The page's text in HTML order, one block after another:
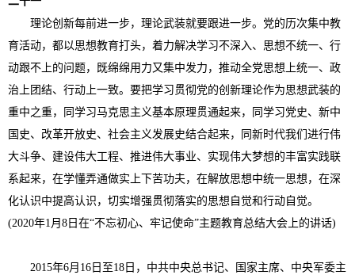
理论创新每前进一步，理论武装就要跟进一步。党的历次集中教
育活动，都以思想教育打头，着力解决学习不深入、思想不统一、行
动跟不上的问题，既绵绵用力又集中发力，推动全党思想上统一、政
治上团结、行动上一致。要把学习贯彻党的创新理论作为思想武装的
重中之重，同学习马克思主义基本原理贯通起来，同学习党史、新中
国史、改革开放史、社会主义发展史结合起来，同新时代我们进行伟
大斗争、建设伟大工程、推进伟大事业、实现伟大梦想的丰富实践联
系起来，在学懂弄通做实上下苦功夫，在解放思想中统一思想，在深
化认识中提高认识，切实增强贯彻落实的思想自觉和行动自觉。
(2020年1月8日在“不忘初心、牢记使命”主题教育总结大会上的讲话)
2015年6月16日至18日，中共中央总书记、国家主席、中央军委主